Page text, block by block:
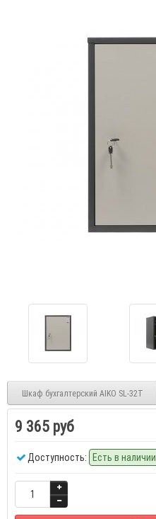
Шкаф бухгалтерский AIKO SL-32Т
9 365 руб
Доступность: Есть в наличии